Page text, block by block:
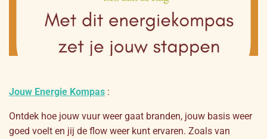
Jouw Energie Kompas :
Ontdek hoe jouw vuur weer gaat branden, jouw basis weer
goed voelt en jij de flow weer kunt ervaren. Zoals van